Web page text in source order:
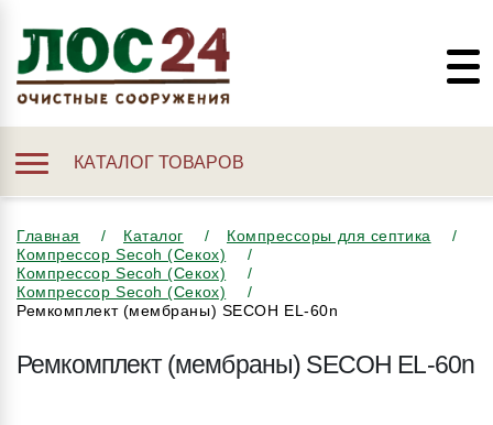
КАТАЛОГ ТОВАРОВ
Главная Каталог
Компрессоры для септика
Компрессор Secoh (Секох)
Компрессор Secoh (Секох)
Компрессор Secoh (Секох)
Ремкомплект (мембраны) SECOH EL-60n
Ремкомплект (мембраны) SECOH EL-60n